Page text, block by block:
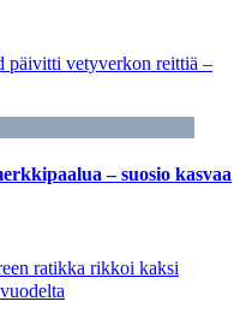
päivitti vetyverkon reittiä –
– suosio kasvaa
ratikka rikkoi kaksi